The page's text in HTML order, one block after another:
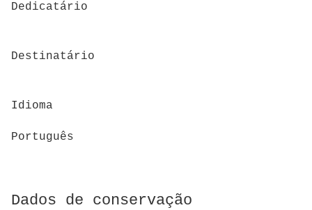
Dedicatário
Destinatário
Idioma
Português
Dados de conservação